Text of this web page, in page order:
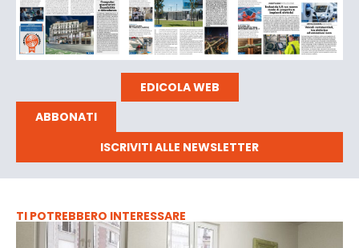
EDICOLA WEB
ABBONATI
ISCRIVITI ALLE NEWSLETTER
TI POTREBBERO INTERESSARE